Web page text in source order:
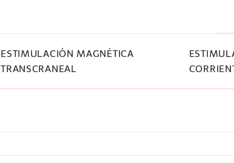
ESTIMULACIÓN MAGNÉTICA
TRANSCRANEAL